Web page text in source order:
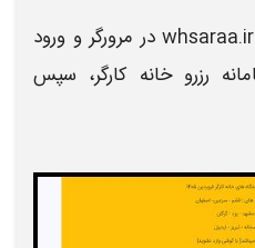
در مرورگر و ورود
رزرو خانه کارگر، سپس